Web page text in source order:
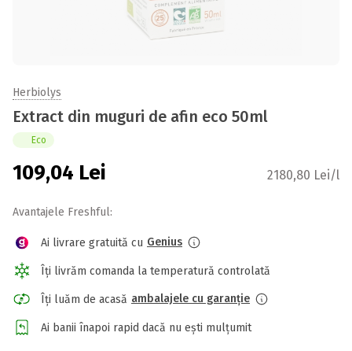
Herbiolys
Extract din muguri de afin eco 50ml
Eco
109,04 Lei 2180,80 Lei/l
Avantajele Freshful:
Ai livrare gratuită cu Genius
Îți livrăm comanda la temperatură controlată
Îți luăm de acasă ambalajele cu garanție
Ai banii înapoi rapid dacă nu ești mulțumit